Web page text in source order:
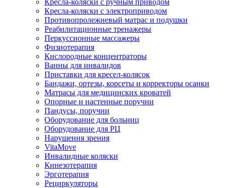
Кресла-коляски с ручным приводом
Кресла-коляски с электроприводом
Противопролежневый матрас и подушки
Реабилитационные тренажеры
Перкуссионные массажеры
Физиотерапия
Кислородные концентраторы
Ванны для инвалидов
Приставки для кресел-колясок
Бандажи, ортезы, корсеты и корректоры осанки
Матрасы для медицинских кроватей
Опорные и настенные поручни
Пандусы, поручни
Оборудование для больниц
Оборудование для РЦ
Нарушения зрения
VitaMove
Инвалидные коляски
Кинезотерапия
Эрготерапия
Рециркуляторы